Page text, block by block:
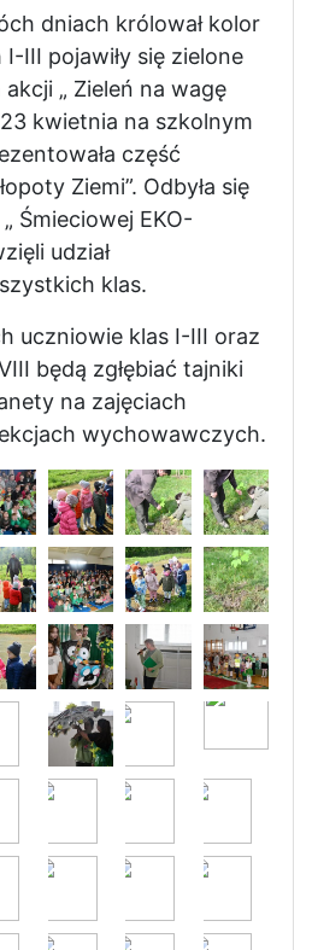
dniach królował kolor
III pojawiły się zielone
„ Zieleń na wagę
23 kwietnia na szkolnym
część
Ziemi”. Odbyła się
Śmieciowej EKO-
udział
klas.
uczniowie klas I-III oraz
będą zgłębiać tajniki
na zajęciach
wychowawczych.